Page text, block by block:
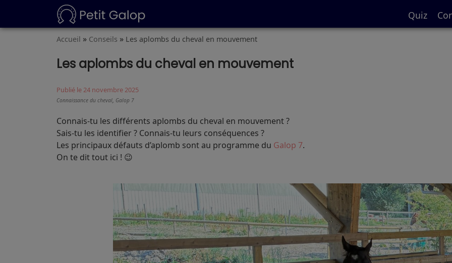
Quiz
Accueil » Conseils » Les aplombs du cheval en mouvement
Les aplombs du cheval en mouvement
Publié le 24 novembre 2025
Connaissance du cheval, Galop 7
Connais-tu les différents aplombs du cheval en mouvement ?
Sais-tu les identifier ? Connais-tu leurs conséquences ?
Les principaux défauts d’aplomb sont au programme du Galop 7.
On te dit tout ici ! 😉